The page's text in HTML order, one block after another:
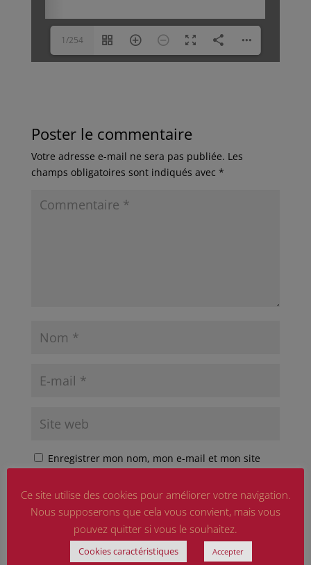
1/254
Poster le commentaire
Votre adresse e-mail ne sera pas publiée. Les
champs obligatoires sont indiqués avec *
Enregistrer mon nom, mon e-mail et mon site
Ce site est protégé par reCAPTCHA et Google
Politique de confidentialitéetConditions d'utilisation
appliquer.
Ce site utilise des cookies pour améliorer votre navigation.
Nous supposerons que cela vous convient, mais vous
pouvez quitter si vous le souhaitez.
Cookies caractéristiques Accepter